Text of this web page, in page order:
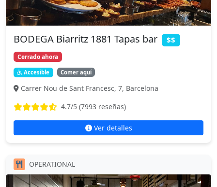
BODEGA Biarritz 1881 Tapas bar $$
Cerrado ahora
Accesible Comer aquí
Carrer Nou de Sant Francesc, 7, Barcelona
4.7/5 (7993 reseñas)
Ver detalles
OPERATIONAL